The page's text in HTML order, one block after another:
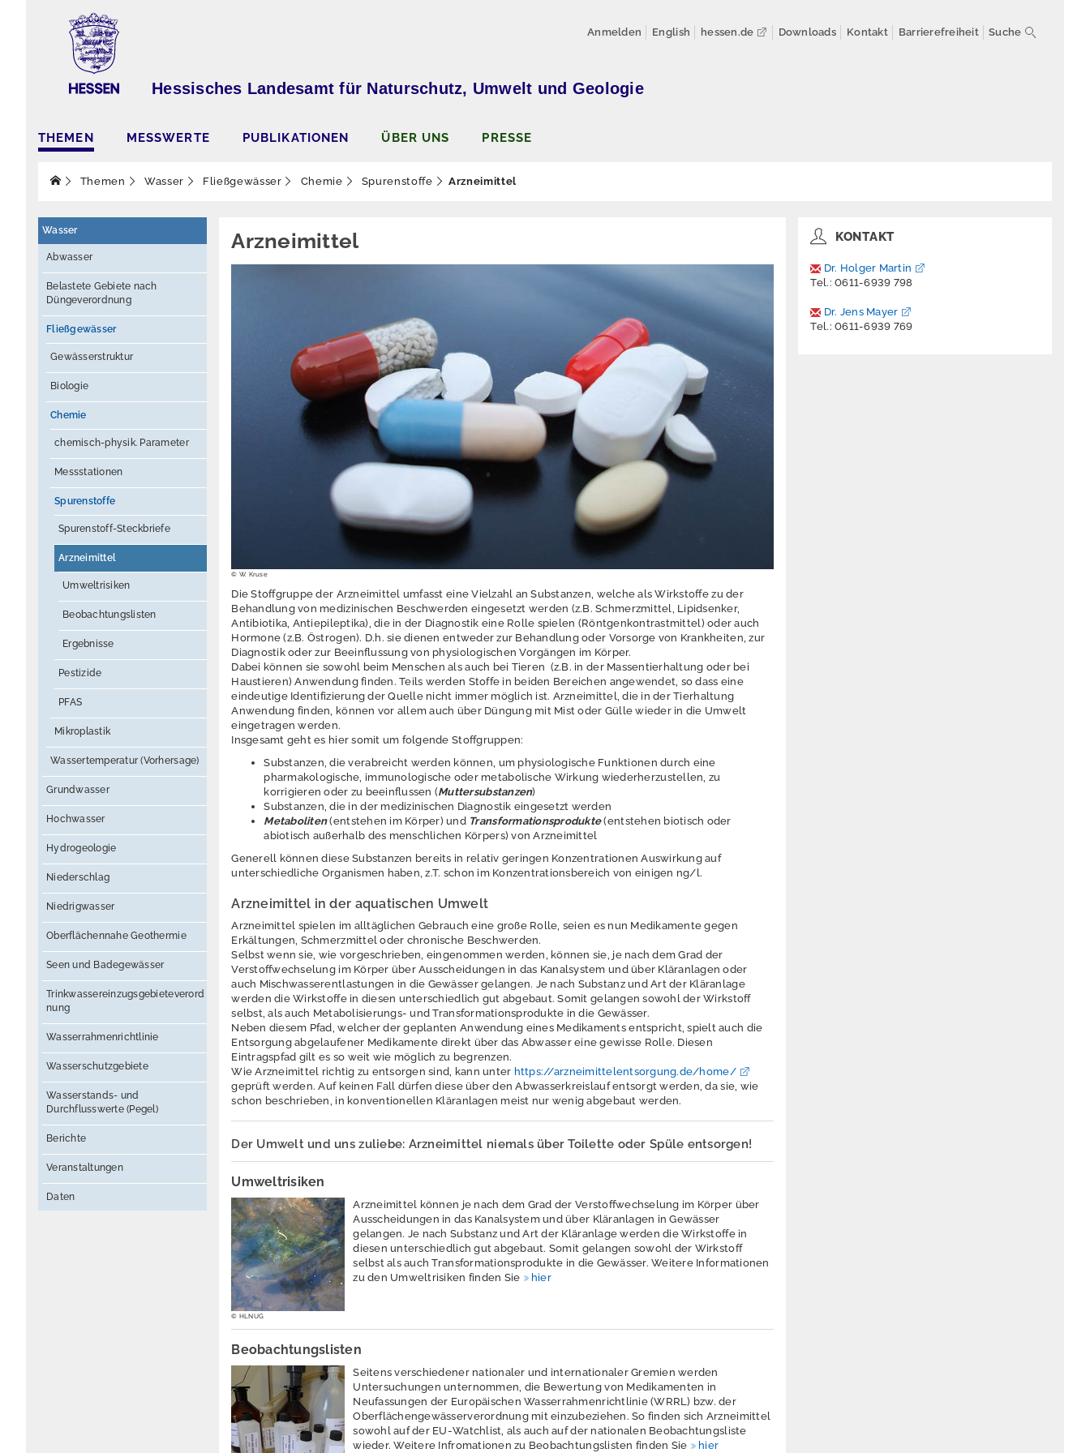
Anmelden English hessen.de Downloads Kontakt Barrierefreiheit Suche
Hessisches Landesamt für Naturschutz, Umwelt und Geologie
THEMEN MESSWERTE PUBLIKATIONEN ÜBER UNS PRESSE
Themen Wasser Fließgewässer Chemie Spurenstoffe Arzneimittel
Wasser
Abwasser
Belastete Gebiete nach
Düngeverordnung
Fließgewässer
Gewässerstruktur
Biologie
Chemie
chemisch-physik. Parameter
Messstationen
Spurenstoffe
Spurenstoff-Steckbriefe
Arzneimittel
Umweltrisiken
Beobachtungslisten
Ergebnisse
Pestizide
PFAS
Mikroplastik
Wassertemperatur (Vorhersage)
Grundwasser
Hochwasser
Hydrogeologie
Niederschlag
Niedrigwasser
Oberflächennahe Geothermie
Seen und Badegewässer
Trinkwassereinzugsgebieteverord
nung
Wasserrahmenrichtlinie
Wasserschutzgebiete
Wasserstands- und
Durchflusswerte (Pegel)
Berichte
Veranstaltungen
Daten
Arzneimittel
© W. Kruse
Die Stoffgruppe der Arzneimittel umfasst eine Vielzahl an Substanzen, welche als Wirkstoffe zu der
Behandlung von medizinischen Beschwerden eingesetzt werden (z.B. Schmerzmittel, Lipidsenker,
Antibiotika, Antiepileptika), die in der Diagnostik eine Rolle spielen (Röntgenkontrastmittel) oder auch
Hormone (z.B. Östrogen). D.h. sie dienen entweder zur Behandlung oder Vorsorge von Krankheiten, zur
Diagnostik oder zur Beeinflussung von physiologischen Vorgängen im Körper.
Dabei können sie sowohl beim Menschen als auch bei Tieren (z.B. in der Massentierhaltung oder bei
Haustieren) Anwendung finden. Teils werden Stoffe in beiden Bereichen angewendet, so dass eine
eindeutige Identifizierung der Quelle nicht immer möglich ist. Arzneimittel, die in der Tierhaltung
Anwendung finden, können vor allem auch über Düngung mit Mist oder Gülle wieder in die Umwelt
eingetragen werden.
Insgesamt geht es hier somit um folgende Stoffgruppen:
Substanzen, die verabreicht werden können, um physiologische Funktionen durch eine
pharmakologische, immunologische oder metabolische Wirkung wiederherzustellen, zu
korrigieren oder zu beeinflussen (Muttersubstanzen)
Substanzen, die in der medizinischen Diagnostik eingesetzt werden
Metaboliten(entstehen im Körper) und Transformationsprodukte(entstehen biotisch oder
abiotisch außerhalb des menschlichen Körpers) von Arzneimittel
Generell können diese Substanzen bereits in relativ geringen Konzentrationen Auswirkung auf
unterschiedliche Organismen haben, z.T. schon im Konzentrationsbereich von einigen ng/l.
Arzneimittel in der aquatischen Umwelt
Arzneimittel spielen im alltäglichen Gebrauch eine große Rolle, seien es nun Medikamente gegen
Erkältungen, Schmerzmittel oder chronische Beschwerden.
Selbst wenn sie, wie vorgeschrieben, eingenommen werden, können sie, je nach dem Grad der
Verstoffwechselung im Körper über Ausscheidungen in das Kanalsystem und über Kläranlagen oder
auch Mischwasserentlastungen in die Gewässer gelangen. Je nach Substanz und Art der Kläranlage
werden die Wirkstoffe in diesen unterschiedlich gut abgebaut. Somit gelangen sowohl der Wirkstoff
selbst, als auch Metabolisierungs- und Transformationsprodukte in die Gewässer.
Neben diesem Pfad, welcher der geplanten Anwendung eines Medikaments entspricht, spielt auch die
Entsorgung abgelaufener Medikamente direkt über das Abwasser eine gewisse Rolle. Diesen
Eintragspfad gilt es so weit wie möglich zu begrenzen.
Wie Arzneimittel richtig zu entsorgen sind, kann unter https://arzneimittelentsorgung.de/home/
geprüft werden. Auf keinen Fall dürfen diese über den Abwasserkreislauf entsorgt werden, da sie, wie
schon beschrieben, in konventionellen Kläranlagen meist nur wenig abgebaut werden.
Der Umwelt und uns zuliebe: Arzneimittel niemals über Toilette oder Spüle entsorgen!
Umweltrisiken
© HLNUG
Arzneimittel können je nach dem Grad der Verstoffwechselung im Körper über
Ausscheidungen in das Kanalsystem und über Kläranlagen in Gewässer
gelangen. Je nach Substanz und Art der Kläranlage werden die Wirkstoffe in
diesen unterschiedlich gut abgebaut. Somit gelangen sowohl der Wirkstoff
selbst als auch Transformationsprodukte in die Gewässer. Weitere Informationen
zu den Umweltrisiken finden Sie
hier
Beobachtungslisten
Seitens verschiedener nationaler und internationaler Gremien werden
Untersuchungen unternommen, die Bewertung von Medikamenten in
Neufassungen der Europäischen Wasserrahmenrichtlinie (WRRL) bzw. der
Oberflächengewässerverordnung mit einzubeziehen. So finden sich Arzneimittel
sowohl auf der EU-Watchlist, als auch auf der nationalen Beobachtungsliste
wieder. Weitere Infromationen zu Beobachtungslisten finden Sie
hier
KONTAKT
Dr. Holger Martin
Tel.: 0611-6939 798
Dr. Jens Mayer
Tel.: 0611-6939 769